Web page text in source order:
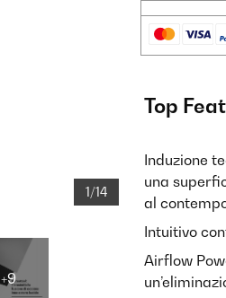
1/14
+9
Top
Induzione
una
al
Intuitivo
Airflow